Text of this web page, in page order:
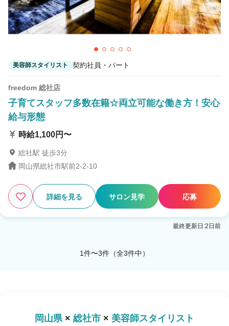
美容師スタイリスト 契約社員・パート
freedom 総社店
子育てスタッフ多数在籍☆両立可能な働き方！安心
給与形態
時給1,100円〜
総社駅 徒歩3分
岡山県総社市駅前2-2-10
詳細を見る サロン見学 応募
最終更新日:2日前
1件〜3件（全3件中）
岡山県× 総社市 × 美容師スタイリスト